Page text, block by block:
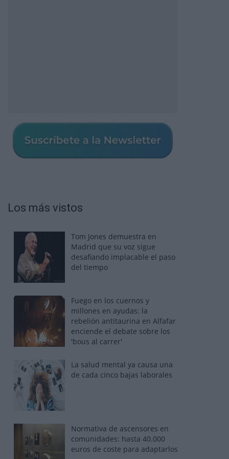
Los más vistos
Tom Jones demuestra en
Madrid que su voz sigue
desafiando implacable el paso
del tiempo
Fuego en los cuernos y
millones en ayudas: la
rebelión antitaurina en Alfafar
enciende el debate sobre los
'bous al carrer'
La salud mental ya causa una
de cada cinco bajas laborales
Normativa de ascensores en
comunidades: hasta 40.000
euros de coste para adaptarlos